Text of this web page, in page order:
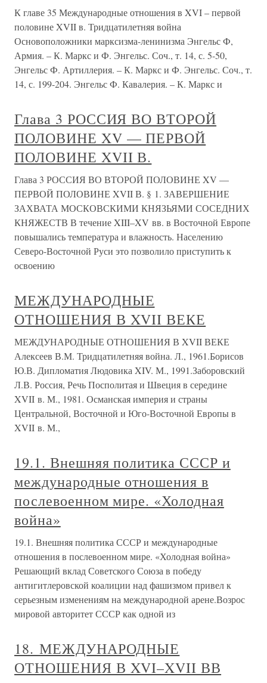
К главе 35 Международные отношения в XVI – первой
половине XVII в. Тридцатилетняя война
Основоположники марксизма-ленинизма Энгельс Ф,
Армия. – К. Маркс и Ф. Энгельс. Соч., т. 14, с. 5-50,
Энгельс Ф. Артиллерия. – К. Маркс и Ф. Энгельс. Соч., т.
14, с. 199-204. Энгельс Ф. Кавалерия. – К. Маркс и
Глава 3 РОССИЯ ВО ВТОРОЙ
ПОЛОВИНЕ XV — ПЕРВОЙ
ПОЛОВИНЕ XVII В.
Глава 3 РОССИЯ ВО ВТОРОЙ ПОЛОВИНЕ XV —
ПЕРВОЙ ПОЛОВИНЕ XVII В. § 1. ЗАВЕРШЕНИЕ
ЗАХВАТА МОСКОВСКИМИ КНЯЗЬЯМИ СОСЕДНИХ
КНЯЖЕСТВ В течение XIII–XV вв. в Восточной Европе
повышались температура и влажность. Населению
Северо-Восточной Руси это позволило приступить к
освоению
МЕЖДУНАРОДНЫЕ
ОТНОШЕНИЯ В XVII ВЕКЕ
МЕЖДУНАРОДНЫЕ ОТНОШЕНИЯ В XVII ВЕКЕ
Алексеев В.М. Тридцатилетняя война. Л., 1961.Борисов
Ю.В. Дипломатия Людовика XIV. М., 1991.Заборовский
Л.В. Россия, Речь Посполитая и Швеция в середине
XVII в. М., 1981. Османская империя и страны
Центральной, Восточной и Юго-Восточной Европы в
XVII в. М.,
19.1. Внешняя политика СССР и
международные отношения в
послевоенном мире. «Холодная
война»
19.1. Внешняя политика СССР и международные
отношения в послевоенном мире. «Холодная война»
Решающий вклад Советского Союза в победу
антигитлеровской коалиции над фашизмом привел к
серьезным изменениям на международной арене.Возрос
мировой авторитет СССР как одной из
18. МЕЖДУНАРОДНЫЕ
ОТНОШЕНИЯ В XVI–XVII ВВ